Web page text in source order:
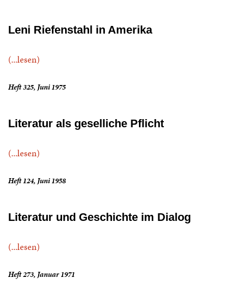
Leni Riefenstahl in Amerika
(...lesen)
Heft 325, Juni 1975
Literatur als geselliche Pflicht
(...lesen)
Heft 124, Juni 1958
Literatur und Geschichte im Dialog
(...lesen)
Heft 273, Januar 1971